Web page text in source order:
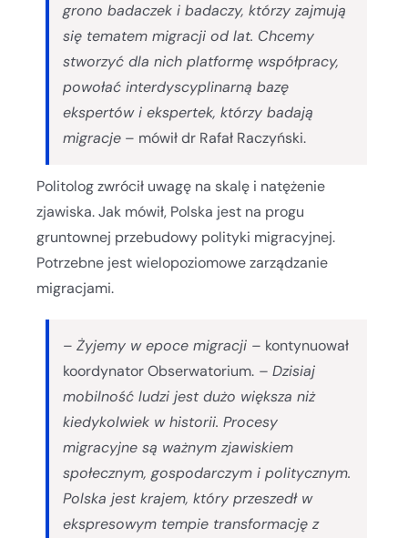
grono badaczek i badaczy, którzy zajmują
się tematem migracji od lat. Chcemy
stworzyć dla nich platformę współpracy,
powołać interdyscyplinarną bazę
ekspertów i ekspertek, którzy badają
migracje– mówił dr Rafał Raczyński.
Politolog zwrócił uwagę na skalę i natężenie
zjawiska. Jak mówił, Polska jest na progu
gruntownej przebudowy polityki migracyjnej.
Potrzebne jest wielopoziomowe zarządzanie
migracjami.
– Żyjemy w epoce migracji – kontynuował
koordynator Obserwatorium.– Dzisiaj
mobilność ludzi jest dużo większa niż
kiedykolwiek w historii. Procesy
migracyjne są ważnym zjawiskiem
społecznym, gospodarczym i politycznym.
Polska jest krajem, który przeszedł w
ekspresowym tempie transformację z